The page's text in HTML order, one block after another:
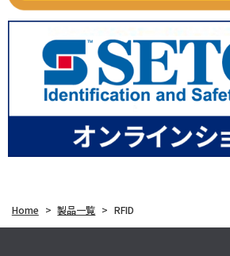
Home > 製品一覧 > RFID